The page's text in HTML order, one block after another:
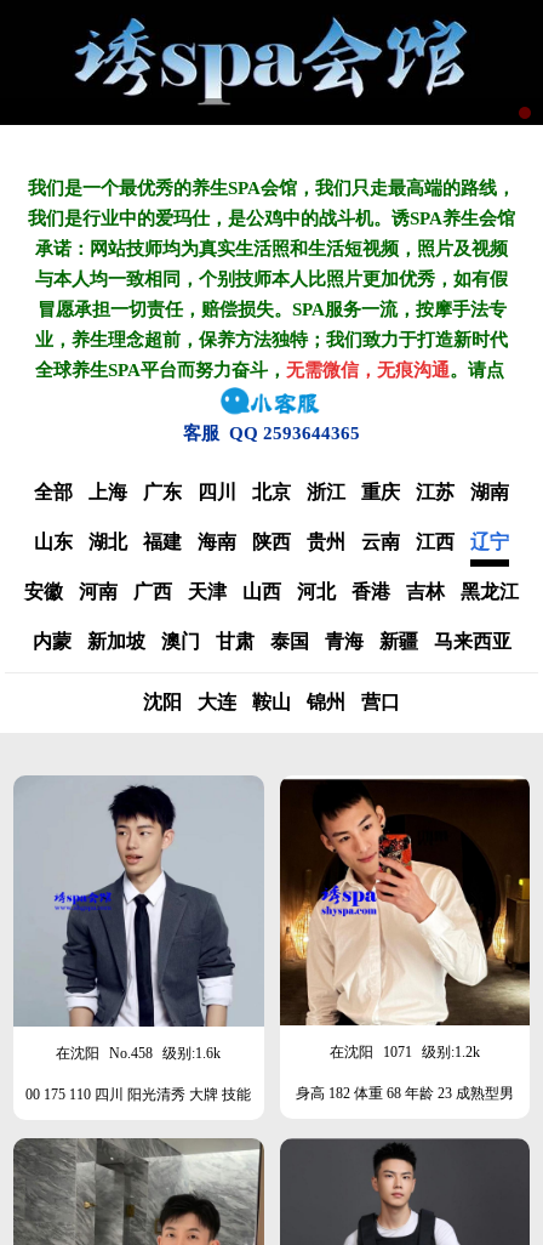
我们是一个最优秀的养生SPA会馆，我们只走最高端的路线，
我们是行业中的爱玛仕，是公鸡中的战斗机。诱SPA养生会馆
承诺：网站技师均为真实生活照和生活短视频，照片及视频
与本人均一致相同，个别技师本人比照片更加优秀，如有假
冒愿承担一切责任，赔偿损失。SPA服务一流，按摩手法专
业，养生理念超前，保养方法独特；我们致力于打造新时代
全球养生SPA平台而努力奋斗， 无需微信，无痕沟通。请点
客服 QQ 2593644365
全部 上海 广东 四川 北京 浙江 重庆 江苏 湖南
山东 湖北 福建 海南 陕西 贵州 云南 江西 辽宁
安徽 河南 广西 天津 山西 河北 香港 吉林 黑龙江
内蒙 新加坡 澳门 甘肃 泰国 青海 新疆 马来西亚
沈阳 大连 鞍山 锦州 营口
在沈阳 No.458 级别:1.6k
00 175 110 四川 阳光清秀 大牌 技能
在沈阳 1071 级别:1.2k
身高 182 体重 68 年龄 23 成熟型男